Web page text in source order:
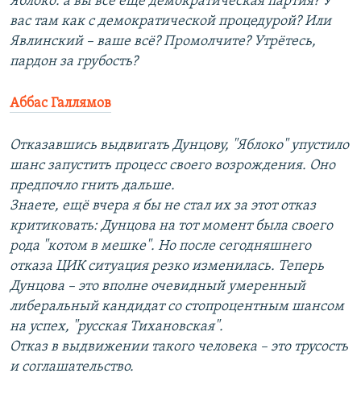
вас там как с демократической процедурой? Или
Явлинский – ваше всё? Промолчите? Утрётесь,
пардон за грубость?
Аббас Галлямов
Отказавшись выдвигать Дунцову, "Яблоко" упустило
шанс запустить процесс своего возрождения. Оно
предпочло гнить дальше.
Знаете, ещё вчера я бы не стал их за этот отказ
критиковать: Дунцова на тот момент была своего
рода "котом в мешке". Но после сегодняшнего
отказа ЦИК ситуация резко изменилась. Теперь
Дунцова – это вполне очевидный умеренный
либеральный кандидат со стопроцентным шансом
на успех, "русская Тихановская".
Отказ в выдвижении такого человека – это трусость
и соглашательство.